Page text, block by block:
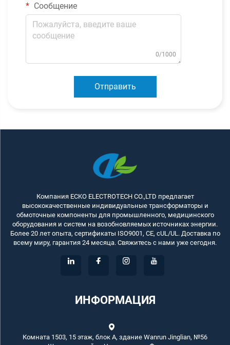
Сообщение
0/1000
Отправить
Компания ECKO ELECTROTECH CO.,LTD предлагает
высококачественные индивидуальные трансформаторы и
обмоточные компоненты для промышленного, медицинского
оборудования и систем на возобновляемых источниках энергии.
Более 20 лет опыта, сертификаты ISO9001, CE, cUL/UL. Доставка по
всему миру, гарантия 24 месяца. Свяжитесь с нами уже сегодня.
ИНФОРМАЦИЯ
Комната 1503, 15 этаж, блок А, здание Wanrun Jinglian, №56